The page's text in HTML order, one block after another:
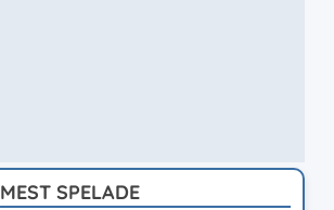
MEST SPELADE